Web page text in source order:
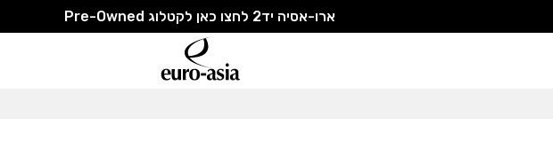
ארו-אסיה יד2 לחצו כאן לקטלוג Pre-Owned